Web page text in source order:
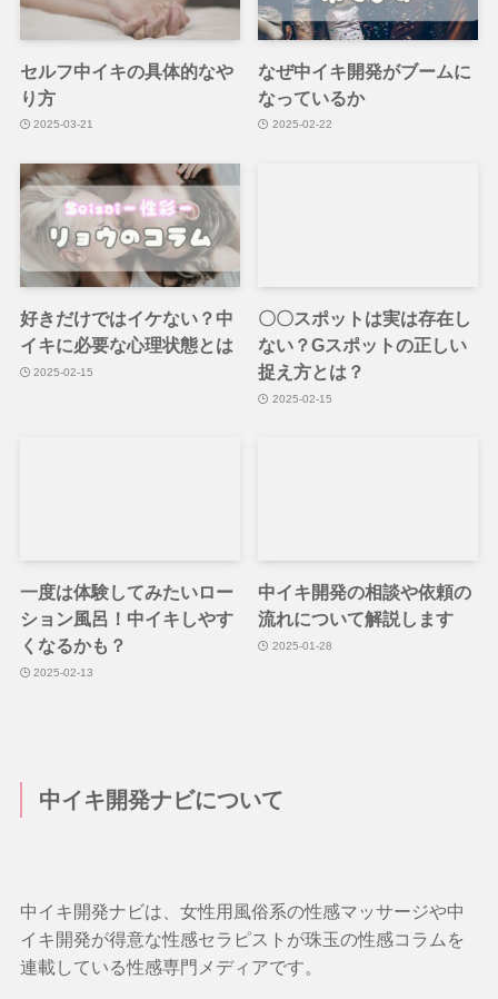
セルフ中イキの具体的なや
り方
2025-03-21
なぜ中イキ開発がブームに
なっているか
2025-02-22
好きだけではイケない？中
イキに必要な心理状態とは
2025-02-15
〇〇スポットは実は存在し
ない？Gスポットの正しい
捉え方とは？
2025-02-15
一度は体験してみたいロー
ション風呂！中イキしやす
くなるかも？
2025-02-13
中イキ開発の相談や依頼の
流れについて解説します
2025-01-28
中イキ開発ナビについて
中イキ開発ナビは、女性用風俗系の性感マッサージや中
イキ開発が得意な性感セラピストが珠玉の性感コラムを
連載している性感専門メディアです。